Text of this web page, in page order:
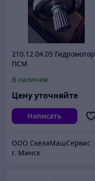
210.12.04.05 Гидромотор
ПСМ
В наличии
Цену уточняйте
Написать
ООО СкелаМашСервис
г. Минск